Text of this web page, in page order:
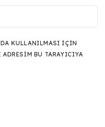
KULLANILMASI IÇIN
BU TARAYICIYA